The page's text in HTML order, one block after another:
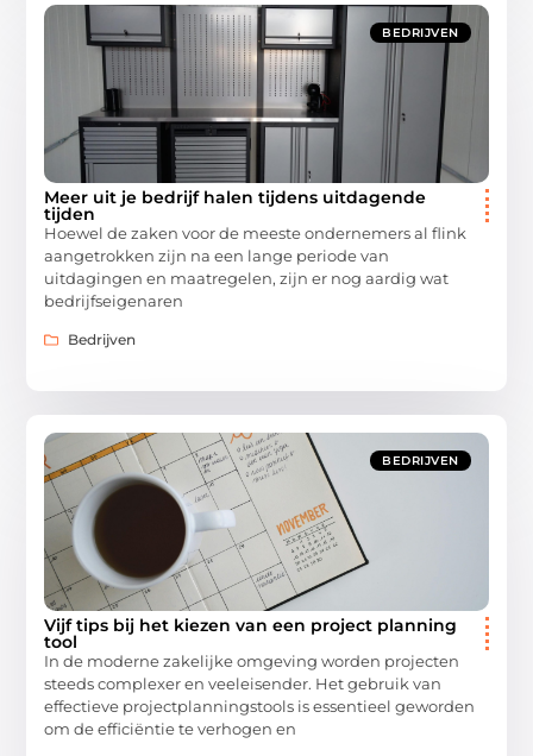
BEDRIJVEN
Meer uit je bedrijf halen tijdens uitdagende
tijden
Hoewel de zaken voor de meeste ondernemers al flink
aangetrokken zijn na een lange periode van
uitdagingen en maatregelen, zijn er nog aardig wat
bedrijfseigenaren
Bedrijven
BEDRIJVEN
Vijf tips bij het kiezen van een project planning
tool
In de moderne zakelijke omgeving worden projecten
steeds complexer en veeleisender. Het gebruik van
effectieve projectplanningstools is essentieel geworden
om de efficiëntie te verhogen en